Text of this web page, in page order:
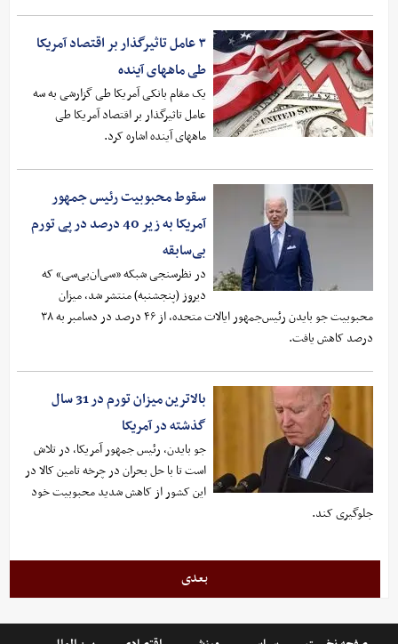
۳ عامل تاثیرگذار بر اقتصاد آمریکا
طی ماههای آینده
یک مقام بانکی آمریکا طی گزارشی به سه
عامل تاثیرگذار بر اقتصاد آمریکا طی
ماههای آینده اشاره کرد.
سقوط محبوبیت رئیس جمهور
آمریکا به زیر 40 درصد در پی تورم
بی‌سابقه
در نظرسنجی شبکه «سی‌ان‌بی‌سی» که
دیروز (پنجشنبه) منتشر شد، میزان
محبوبیت جو بایدن رئیس‌جمهور ایالات متحده، از ۴۶ درصد در دسامبر به ۳۸
درصد کاهش یافت.
بالاترین میزان تورم در 31 سال
گذشته در آمریکا
جو بایدن، رئیس جمهور آمریکا، در تلاش
است تا با حل بحران در چرخه تامین کالا در
این کشور از کاهش شدید محبوبیت خود
جلوگیری کند.
بعدی